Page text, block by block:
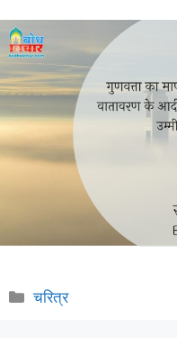
Categories
चरित्र